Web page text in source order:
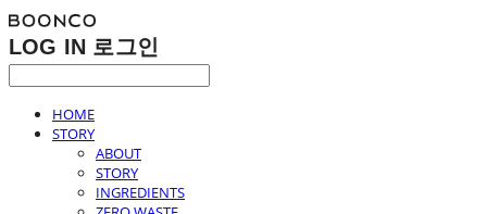
LOG IN 로그인
HOME
STORY
ABOUT
STORY
INGREDIENTS